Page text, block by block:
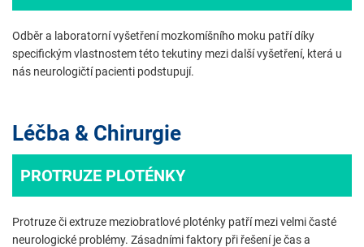
Odběr a laboratorní vyšetření mozkomíšního moku patří díky
specifickým vlastnostem této tekutiny mezi další vyšetření, která u
nás neurologičtí pacienti podstupují.
Léčba & Chirurgie
PROTRUZE PLOTÉNKY
Protruze či extruze meziobratlové ploténky patří mezi velmi časté
neurologické problémy. Zásadními faktory při řešení je čas a